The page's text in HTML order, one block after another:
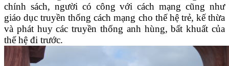
chính sách, người có công với cách mạng cũng như
giáo dục truyền thống cách mạng cho thế hệ trẻ, kế thừa
và phát huy các truyền thống anh hùng, bất khuất của
thế hệ đi trước.